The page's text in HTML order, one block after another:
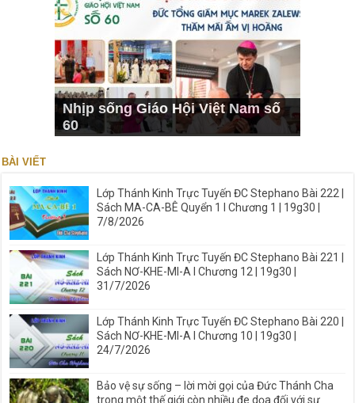
Nhịp sống Giáo Hội Việt Nam số
60
BÀI VIẾT
Lớp Thánh Kinh Trực Tuyến ĐC Stephano Bài 222 |
Sách MA-CA-BÊ Quyển 1 I Chương 1 | 19g30 |
7/8/2026
Lớp Thánh Kinh Trực Tuyến ĐC Stephano Bài 221 |
Sách NƠ-KHE-MI-A I Chương 12 | 19g30 |
31/7/2026
Lớp Thánh Kinh Trực Tuyến ĐC Stephano Bài 220 |
Sách NƠ-KHE-MI-A I Chương 10 | 19g30 |
24/7/2026
Bảo vệ sự sống – lời mời gọi của Đức Thánh Cha
trong một thế giới còn nhiều đe dọa đối với sự